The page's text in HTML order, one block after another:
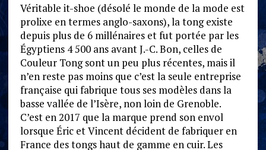
Véritable it-shoe (désolé le monde de la mode est
prolixe en termes anglo-saxons), la tong existe
depuis plus de 6 millénaires et fut portée par les
Égyptiens 4 500 ans avant J.-C. Bon, celles de
Couleur Tong sont un peu plus récentes, mais il
n’en reste pas moins que c’est la seule entreprise
française qui fabrique tous ses modèles dans la
basse vallée de l’Isère, non loin de Grenoble.
C’est en 2017 que la marque prend son envol
lorsque Éric et Vincent décident de fabriquer en
France des tongs haut de gamme en cuir. Les